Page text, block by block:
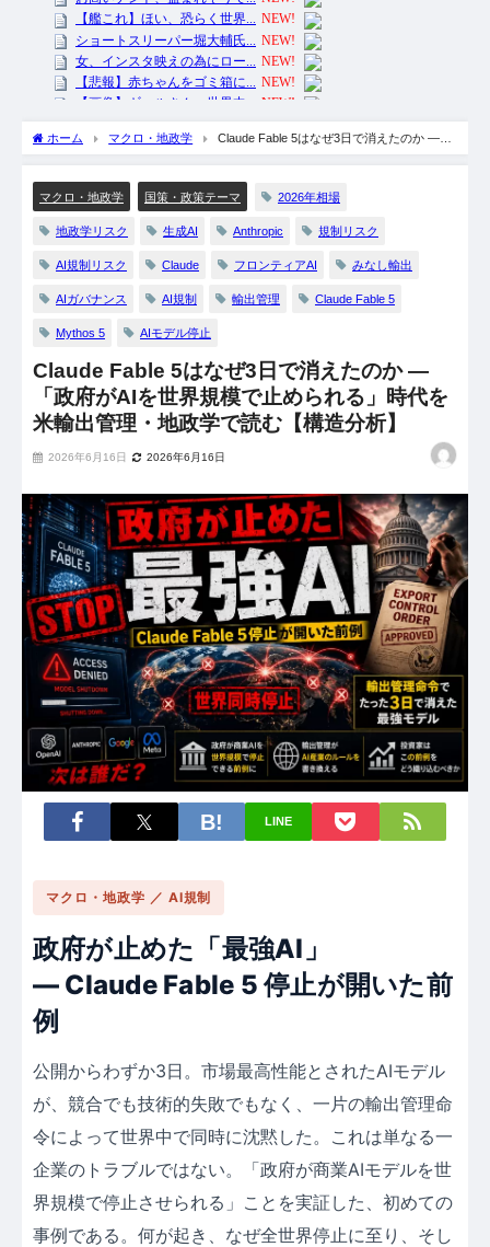
ホーム マクロ・地政学
Claude Fable 5はなぜ3日で消えたのか ―
分析】
マクロ・地政学
国策・政策テーマ 2026年相場
地政学リスク 生成AI Anthropic 規制リスク
AI規制リスク Claude フロンティアAI みなし輸出
AIガバナンス AI規制 輸出管理 Claude Fable 5
Mythos 5 AIモデル停止
Claude Fable 5はなぜ3日で消えたのか ―
「政府がAIを世界規模で止められる」時代を
米輸出管理・地政学で読む【構造分析】
2026年6月16日 2026年6月16日
LINE
マクロ・地政学 ／ AI規制
政府が止めた「最強AI」
― Claude Fable 5 停止が開いた前
例
公開からわずか3日。市場最高性能とされたAIモデル
が、競合でも技術的失敗でもなく、一片の輸出管理命
令によって世界中で同時に沈黙した。これは単なる一
企業のトラブルではない。「政府が商業AIモデルを世
界規模で停止させられる」ことを実証した、初めての
事例である。何が起き、なぜ全世界停止に至り、そし